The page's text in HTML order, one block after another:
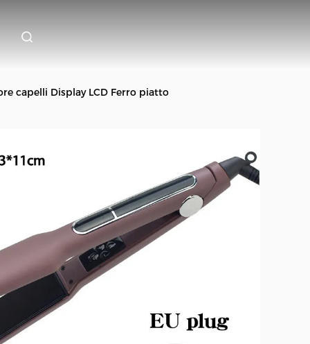
capelli Display LCD Ferro piatto